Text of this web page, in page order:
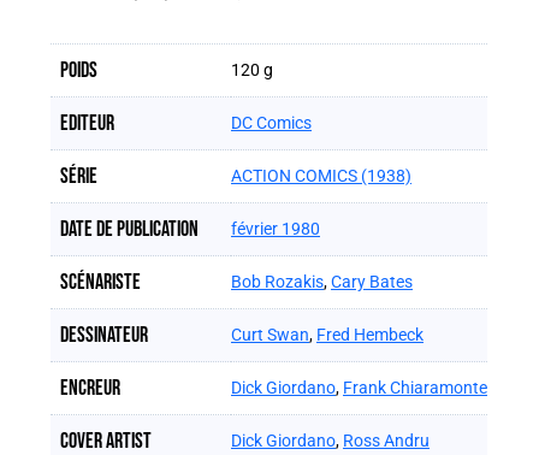
Poids 120 g
Editeur DC Comics
Série ACTION COMICS (1938)
Date de publication février 1980
Scénariste Bob Rozakis,Cary Bates
Dessinateur Curt Swan, Fred Hembeck
Encreur Dick Giordano, Frank Chiaramonte
Cover artist Dick Giordano, Ross Andru